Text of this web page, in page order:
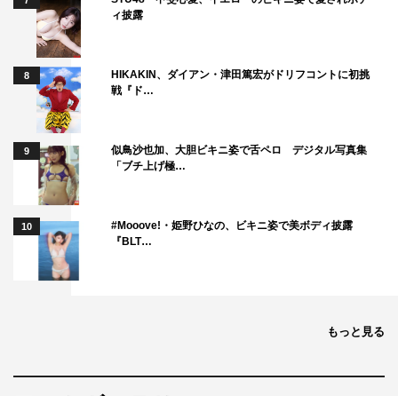
ィ披露
8
HIKAKIN、ダイアン・津田篤宏がドリフコントに初挑
戦『ド…
9
似鳥沙也加、大胆ビキニ姿で舌ペロ デジタル写真集
「ブチ上げ極…
10
#Mooove!・姫野ひなの、ビキニ姿で美ボディ披露
『BLT…
もっと見る